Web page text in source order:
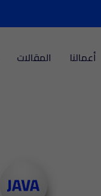
أعمالنا المقالات